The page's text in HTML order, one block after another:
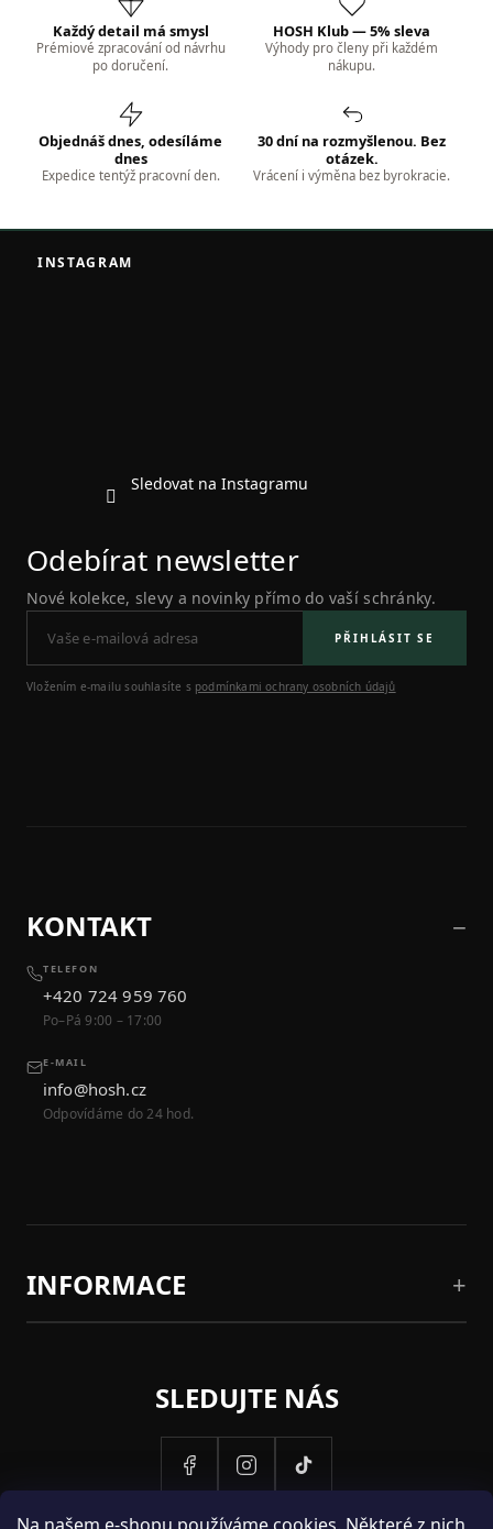
Každý detail má smysl
Prémiové zpracování od návrhu
po doručení.
HOSH Klub — 5% sleva
Výhody pro členy při každém
nákupu.
Objednáš dnes, odesíláme
dnes
Expedice tentýž pracovní den.
30 dní na rozmyšlenou. Bez
otázek.
Vrácení i výměna bez byrokracie.
INSTAGRAM
Sledovat na Instagramu
Odebírat newsletter
Nové kolekce, slevy a novinky přímo do vaší schránky.
PŘIHLÁSIT SE
Vložením e-mailu souhlasíte s podmínkami ochrany osobních údajů
KONTAKT
TELEFON
+420 724 959 760
Po–Pá 9:00 – 17:00
E-MAIL
info@hosh.cz
Odpovídáme do 24 hod.
INFORMACE
SLEDUJTE NÁS